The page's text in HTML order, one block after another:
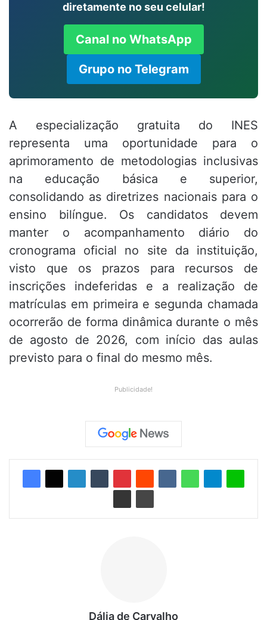
diretamente no seu celular!
Canal no WhatsApp
Grupo no Telegram
A especialização gratuita do INES
representa uma oportunidade para o
aprimoramento de metodologias inclusivas
na educação básica e superior,
consolidando as diretrizes nacionais para o
ensino bilíngue. Os candidatos devem
manter o acompanhamento diário do
cronograma oficial no site da instituição,
visto que os prazos para recursos de
inscrições indeferidas e a realização de
matrículas em primeira e segunda chamada
ocorrerão de forma dinâmica durante o mês
de agosto de 2026, com início das aulas
previsto para o final do mesmo mês.
Publicidade!
Dália de Carvalho